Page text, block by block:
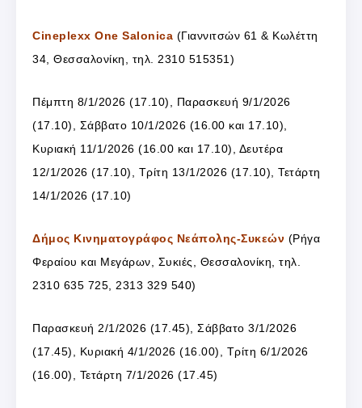
Cineplexx One Salonica (Γιαννιτσών 61 & Κωλέττη
34, Θεσσαλονίκη, τηλ. 2310 515351)
Πέμπτη 8/1/2026 (17.10), Παρασκευή 9/1/2026
(17.10), Σάββατο 10/1/2026 (16.00 και 17.10),
Κυριακή 11/1/2026 (16.00 και 17.10), Δευτέρα
12/1/2026 (17.10), Τρίτη 13/1/2026 (17.10), Τετάρτη
14/1/2026 (17.10)
Δήμος Κινηματογράφος Νεάπολης-Συκεών (Ρήγα
Φεραίου και Μεγάρων, Συκιές, Θεσσαλονίκη, τηλ.
2310 635 725, 2313 329 540)
Παρασκευή 2/1/2026 (17.45), Σάββατο 3/1/2026
(17.45), Κυριακή 4/1/2026 (16.00), Τρίτη 6/1/2026
(16.00), Τετάρτη 7/1/2026 (17.45)